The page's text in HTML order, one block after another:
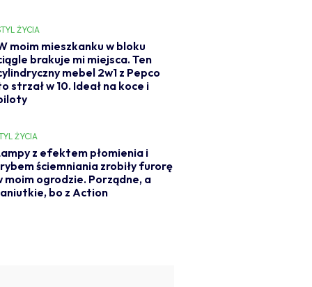
ŻYCIA
moim mieszkanku w bloku
brakuje mi miejsca. Ten
mebel 2w1 z Pepco
strzał w 10. Ideał na koce i
ŻYCIA
z efektem płomienia i
ściemniania zrobiły furorę
moim ogrodzie. Porządne, a
bo z Action